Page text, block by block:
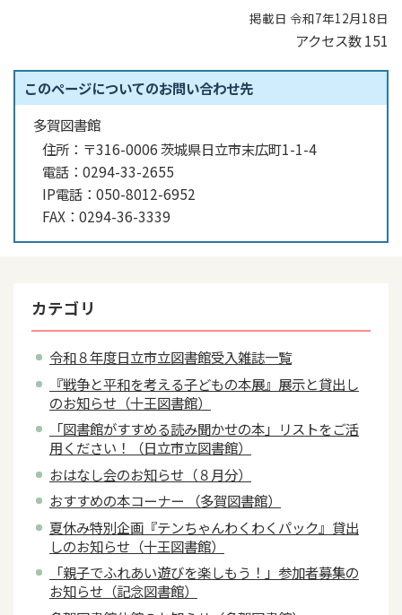
掲載日 令和7年12月18日
アクセス数151
このページについてのお問い合わせ先
多賀図書館
住所： 〒316-0006 茨城県日立市末広町1-1-4
電話： 0294-33-2655
IP電話： 050-8012-6952
FAX： 0294-36-3339
カテゴリ
令和８年度日立市立図書館受入雑誌一覧
『戦争と平和を考える子どもの本展』展示と貸出し
のお知らせ（十王図書館）
「図書館がすすめる読み聞かせの本」リストをご活
用ください！（日立市立図書館）
おはなし会のお知らせ（８月分）
おすすめの本コーナー （多賀図書館）
夏休み特別企画『テンちゃんわくわくパック』貸出
しのお知らせ（十王図書館）
「親子でふれあい遊びを楽しもう！」参加者募集の
お知らせ（記念図書館）